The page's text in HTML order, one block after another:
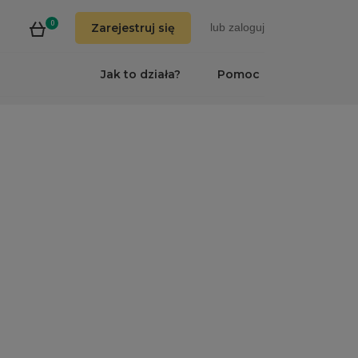
0 Zarejestruj się lub zaloguj
Pomoc
Jak to działa?